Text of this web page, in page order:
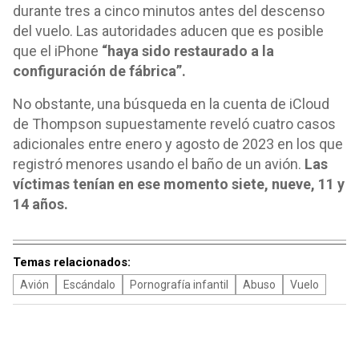
durante tres a cinco minutos antes del descenso
del vuelo. Las autoridades aducen que es posible
que el iPhone “haya sido restaurado a la
configuración de fábrica”.
No obstante, una búsqueda en la cuenta de iCloud
de Thompson supuestamente reveló cuatro casos
adicionales entre enero y agosto de 2023 en los que
registró menores usando el baño de un avión. Las
víctimas tenían en ese momento siete, nueve, 11 y
14 años.
Temas relacionados:
Avión Escándalo Pornografía infantil Abuso Vuelo